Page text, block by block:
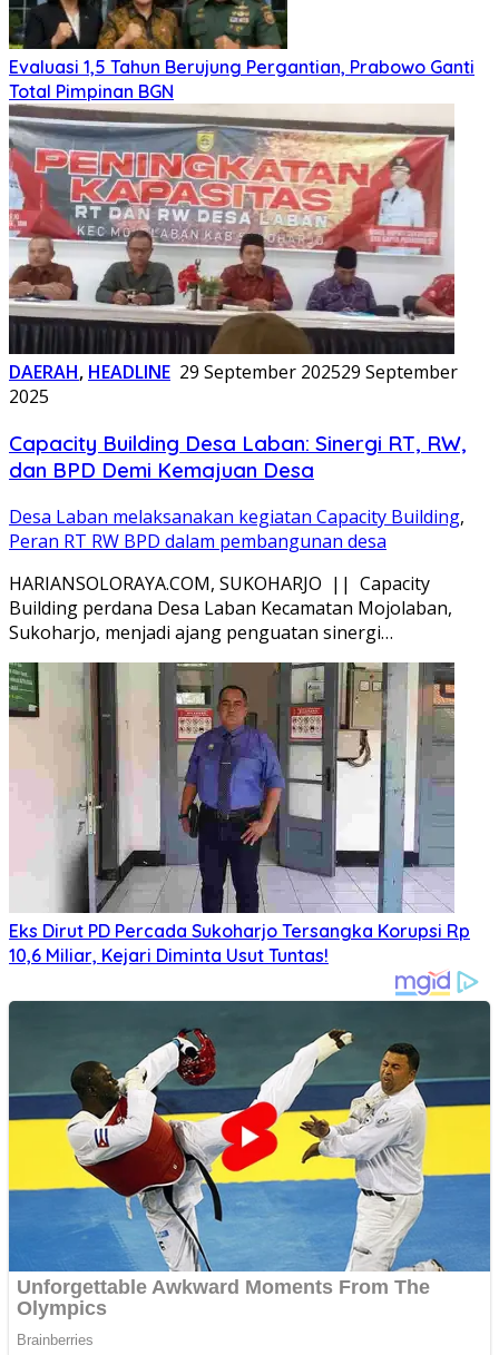
Evaluasi 1,5 Tahun Berujung Pergantian, Prabowo Ganti
Total Pimpinan BGN
DAERAH, HEADLINE 29 September 202529 September
2025
Capacity Building Desa Laban: Sinergi RT, RW,
dan BPD Demi Kemajuan Desa
Desa Laban melaksanakan kegiatan Capacity Building,
Peran RT RW BPD dalam pembangunan desa
HARIANSOLORAYA.COM, SUKOHARJO || Capacity
Building perdana Desa Laban Kecamatan Mojolaban,
Sukoharjo, menjadi ajang penguatan sinergi…
Eks Dirut PD Percada Sukoharjo Tersangka Korupsi Rp
10,6 Miliar, Kejari Diminta Usut Tuntas!